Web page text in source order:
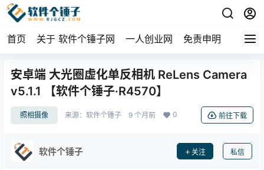
首页 关于 软件个锤子网 一人创业网 免责申明
安卓端 大光圈虚化单反相机 ReLens Camera
v5.1.1 【软件个锤子·R4570】
照相摄像 来源： 软件个锤子 9 个月前 0 前往下载
软件个锤子 关注 私信